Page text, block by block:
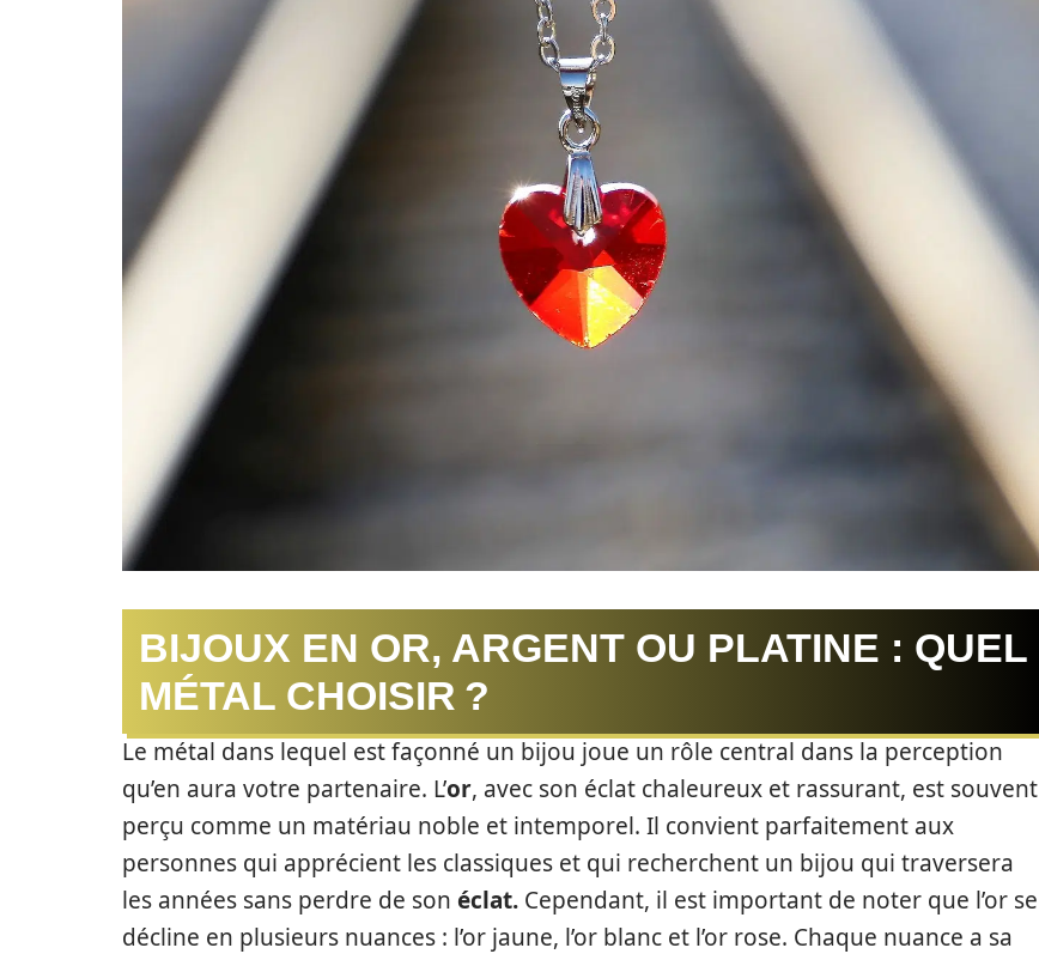
BIJOUX EN OR, ARGENT OU PLATINE : QUEL
MÉTAL CHOISIR ?
Le métal dans lequel est façonné un bijou joue un rôle central dans la perception
qu’en aura votre partenaire. L’or, avec son éclat chaleureux et rassurant, est souvent
perçu comme un matériau noble et intemporel. Il convient parfaitement aux
personnes qui apprécient les classiques et qui recherchent un bijou qui traversera
les années sans perdre de son éclat. Cependant, il est important de noter que l’or se
décline en plusieurs nuances : l’or jaune, l’or blanc et l’or rose. Chaque nuance a sa